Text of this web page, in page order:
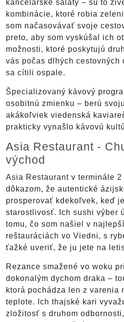
kancelárske šaláty – sú to
kombinácie, ktoré robia
som načasovávať svoje
preto, aby som vyskúšal ich
možnosti, ktoré poskytujú
vás počas dlhých cestovných
sa cítili ospale.
Špecializovaný kávový
osobitnú zmienku – berú
akákoľviek viedenská
prakticky vynašlo kávovú
Asia Restaurant -
východ
Asia Restaurant v terminále
dôkazom, že autentické
prosperovať kdekoľvek, keď
starostlivosť. Ich sushi výber
tomu, čo som našiel v
reštauráciách vo Viedni, s
ťažké uveriť, že ju jete na
Rezance smažené vo woku
dokonalým dychom draka –
ktorá pochádza len z varenia
teplote. Ich thajské kari
zložitosť s druhom